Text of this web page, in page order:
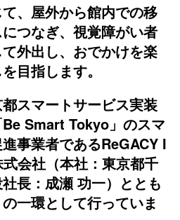
、屋外から館内での移
つなぎ、視覚障がい者
外出し、おでかけを楽
目指します。
スマートサービス実装
Smart Tokyo」のスマ
事業者であるReGACY I
会社（本社：東京都千
長：成瀬 功一）ととも
一環として行っていま